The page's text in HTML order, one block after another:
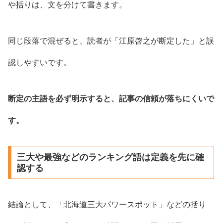
や括りは、文を分けて書きます。
同じ段落で混ぜると、読者が「江原啓之が断定した」と誤
認しやすいです。
断定の主語を必ず明示すると、記事の信頼が落ちにくいで
す。
三大や最強などのランキング語は定義を先に確
認する
結論として、「北海道三大パワースポット」などの括り